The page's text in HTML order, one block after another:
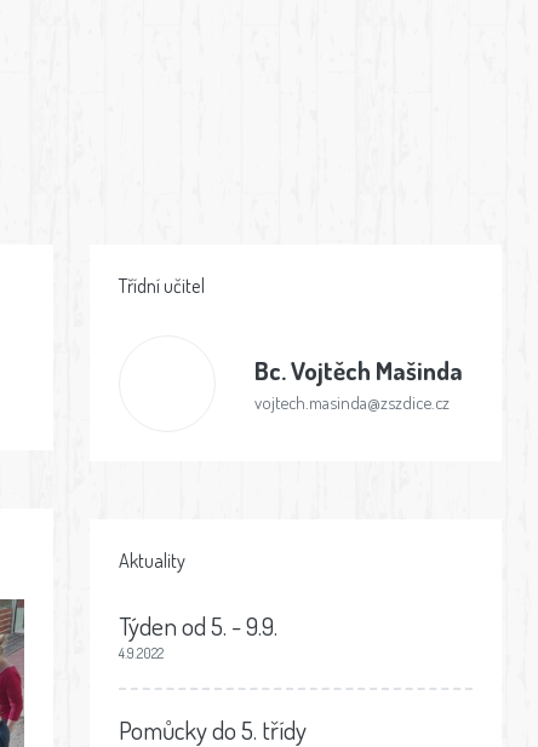
Třídní učitel
Bc.Vojtěch Mašinda
vojtech.masinda@zszdice.cz
Aktuality
Týden od 5. - 9.9.
4.9.2022
Pomůcky do 5. třídy